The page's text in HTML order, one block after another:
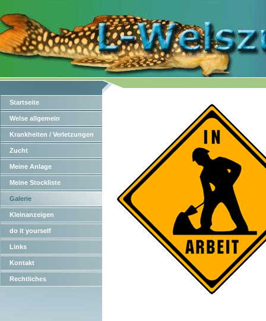
Startseite
Welse allgemein
Krankheiten / Verletzungen
Zucht
Meine Anlage
Meine Stockliste
Galerie
Kleinanzeigen
do it yourself
Links
Kontakt
Rechtliches